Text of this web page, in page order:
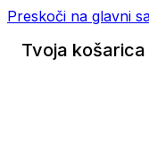
Preskoči na glavni
Tvoja košarica